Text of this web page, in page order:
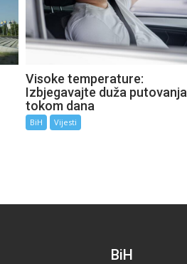
Visoke temperature:
Izbjegavajte duža putovanja
tokom dana
BiH Vijesti
BiH